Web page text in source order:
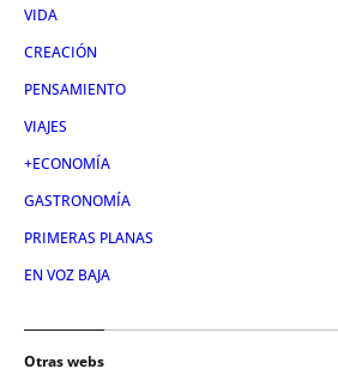
VIDA
CREACIÓN
PENSAMIENTO
VIAJES
+ECONOMÍA
GASTRONOMÍA
PRIMERAS PLANAS
EN VOZ BAJA
Otras webs